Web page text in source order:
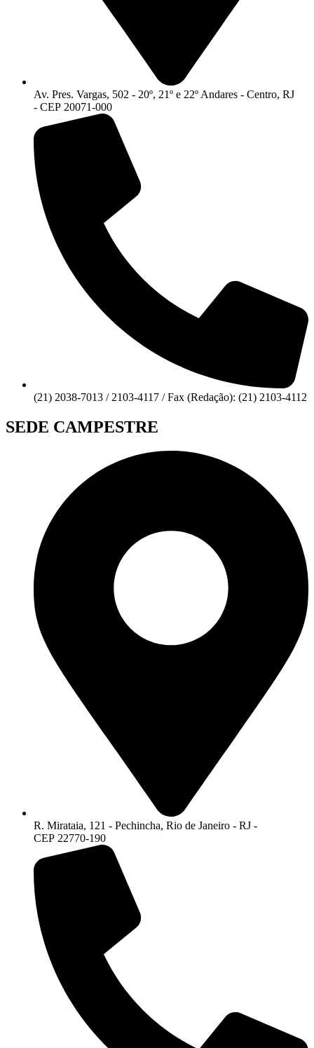
Av. Pres. Vargas, 502 - 20º, 21º e 22º Andares - Centro, RJ
- CEP 20071-000
(21) 2038-7013 / 2103-4117 / Fax (Redação): (21) 2103-4112
SEDE CAMPESTRE
R. Mirataia, 121 - Pechincha, Rio de Janeiro - RJ -
CEP 22770-190